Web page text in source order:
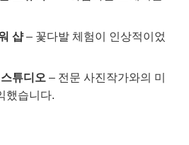
샵– 꽃다발 체험이 인상적이었
튜디오 – 전문 사진작가와의 미
했습니다.